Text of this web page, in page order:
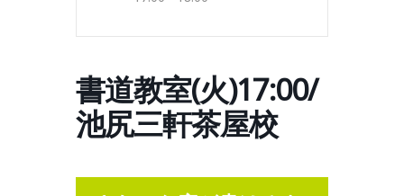
書道教室(火)17:00/
池尻三軒茶屋校